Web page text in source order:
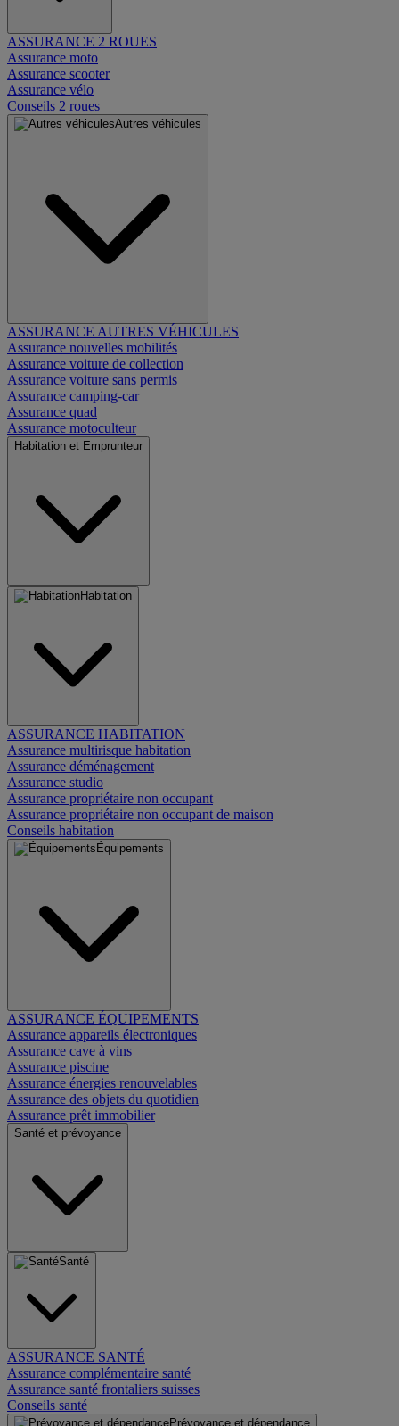
ASSURANCE 2 ROUES
Assurance moto
Assurance scooter
Assurance vélo
Conseils 2 roues
Autres véhicules
ASSURANCE AUTRES VÉHICULES
Assurance nouvelles mobilités
Assurance voiture de collection
Assurance voiture sans permis
Assurance camping-car
Assurance quad
Assurance motoculteur
Habitation et Emprunteur
Habitation
ASSURANCE HABITATION
Assurance multirisque habitation
Assurance déménagement
Assurance studio
Assurance propriétaire non occupant
Assurance propriétaire non occupant de maison
Conseils habitation
Équipements
ASSURANCE ÉQUIPEMENTS
Assurance appareils électroniques
Assurance cave à vins
Assurance piscine
Assurance énergies renouvelables
Assurance des objets du quotidien
Assurance prêt immobilier
Santé et prévoyance
Santé
ASSURANCE SANTÉ
Assurance complémentaire santé
Assurance santé frontaliers suisses
Conseils santé
Prévoyance et dépendance